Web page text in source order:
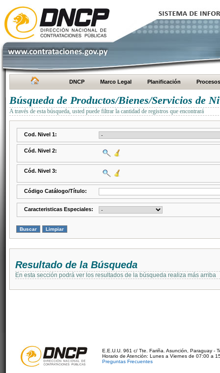
DNCP Marco Legal Planificación Procesos
Búsqueda de Productos/Bienes/Servicios de
A través de esta búsqueda, usted puede filtrar la cantidad de registros que encontrará
Cod. Nivel 1:
Cód. Nivel 2:
Cód. Nivel 3:
Código Catálogo/Título:
Caracteristicas Especiales:
Resultado de la Búsqueda
En esta sección podrá ver los resultados de la búsqueda realiza más arriba
E.E.U.U. 961 c/ Tte. Fariña. Asunción, Paraguay -
Horario de Atención: Lunes a Viernes de 07:00 a
Preguntas Frecuentes